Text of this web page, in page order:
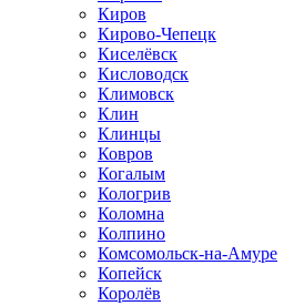
Киров
Кирово-Чепецк
Киселёвск
Кисловодск
Климовск
Клин
Клинцы
Ковров
Когалым
Кологрив
Коломна
Колпино
Комсомольск-на-Амуре
Копейск
Королёв